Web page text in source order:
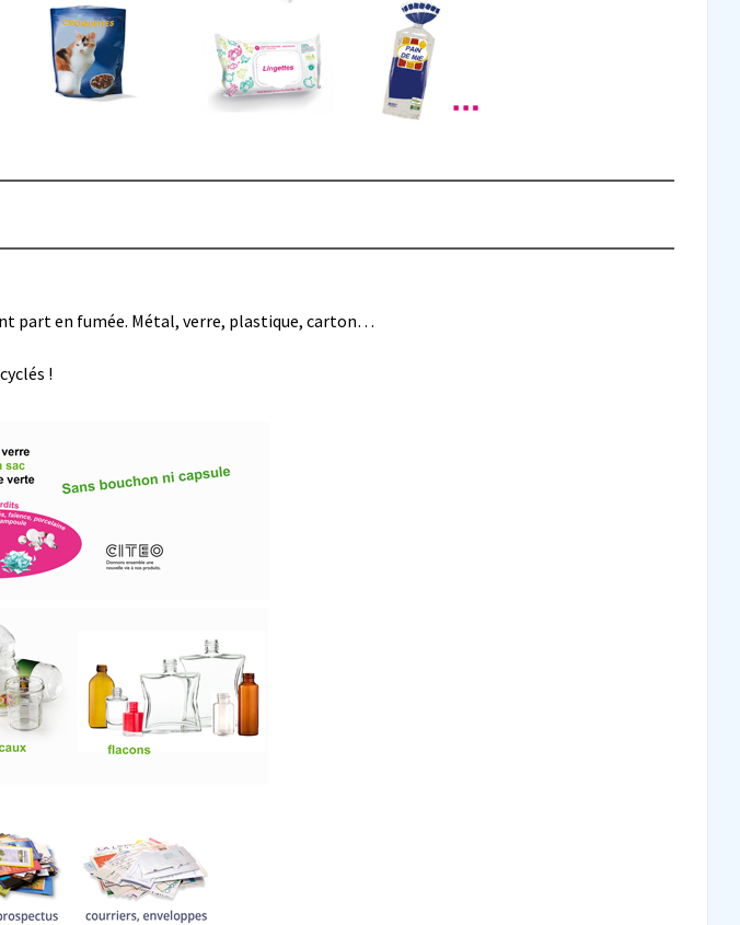
part en fumée. Métal, verre, plastique, carton…
!